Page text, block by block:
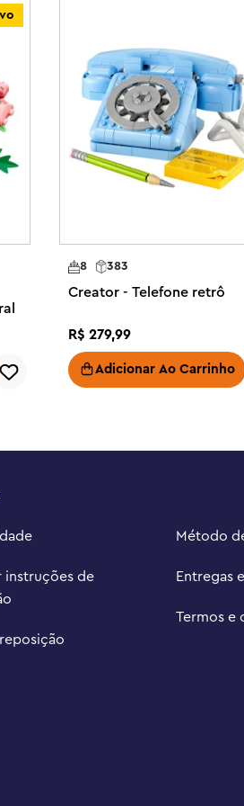
1
a
ser
pato
e o
plaquinha
veículos e
cachorro
383
8
Creator - Telefone retrô
R$ 279,99
Adicionar Ao Carrinho
instruções de
Método
Entregas
Termos e